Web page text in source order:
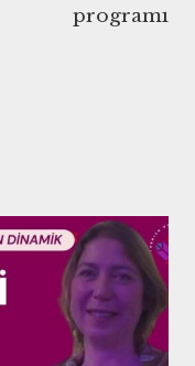
programı